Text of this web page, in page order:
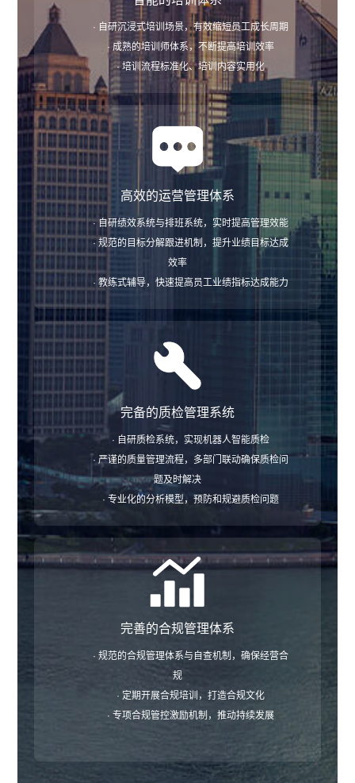
· 自研沉浸式培训场景，有效缩短员工成长周期
· 成熟的培训师体系，不断提高培训效率
· 培训流程标准化、培训内容实用化
高效的运营管理体系
· 自研绩效系统与排班系统，实时提高管理效能
· 规范的目标分解跟进机制，提升业绩目标达成
效率
· 教练式辅导，快速提高员工业绩指标达成能力
完备的质检管理系统
· 自研质检系统，实现机器人智能质检
· 严谨的质量管理流程，多部门联动确保质检问
题及时解决
· 专业化的分析模型，预防和规避质检问题
完善的合规管理体系
· 规范的合规管理体系与自查机制，确保经营合
规
· 定期开展合规培训，打造合规文化
· 专项合规管控激励机制，推动持续发展